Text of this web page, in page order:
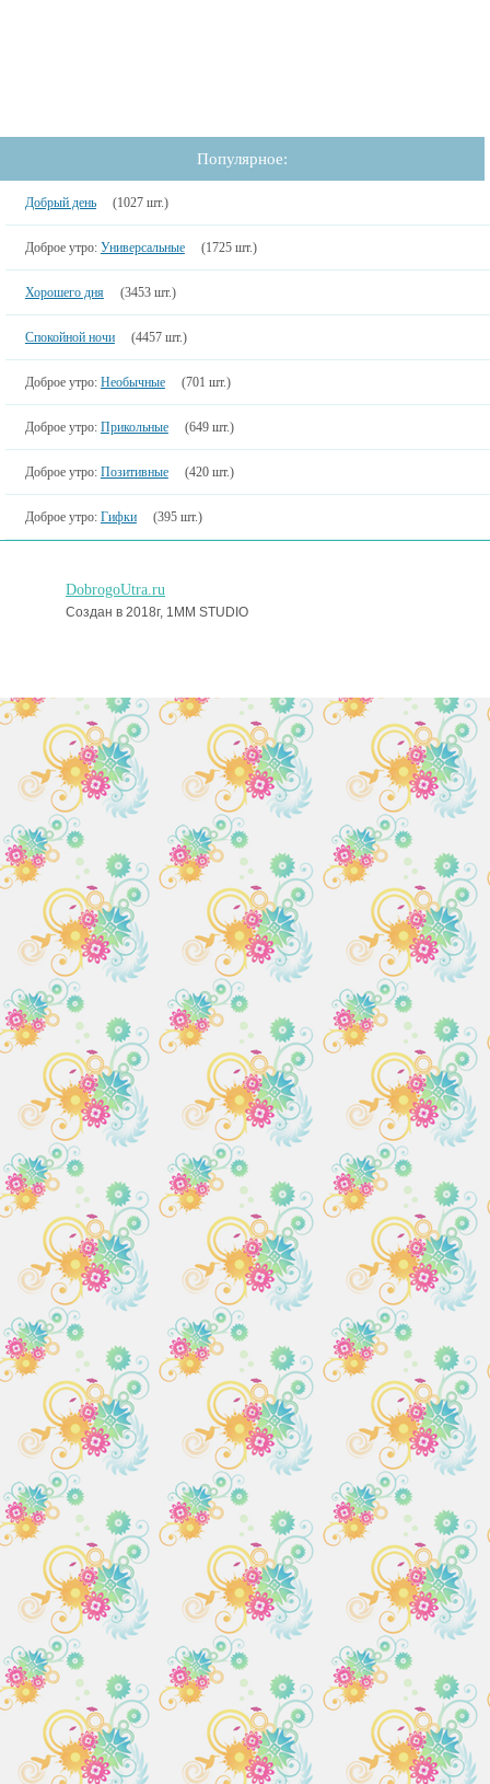
Популярное:
Добрый день (1027 шт.)
Доброе утро: Универсальные (1725 шт.)
Хорошего дня (3453 шт.)
Спокойной ночи (4457 шт.)
Доброе утро: Необычные (701 шт.)
Доброе утро: Прикольные (649 шт.)
Доброе утро: Позитивные (420 шт.)
Доброе утро: Гифки (395 шт.)
DobrogoUtra.ru
Создан в 2018г, 1MM STUDIO